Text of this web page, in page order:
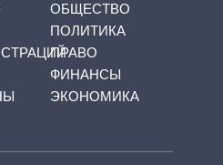
ОБЩЕСТВО
ПОЛИТИКА
ПРАВО
ФИНАНСЫ
ЭКОНОМИКА